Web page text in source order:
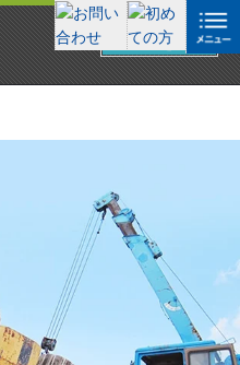
アプリを見る